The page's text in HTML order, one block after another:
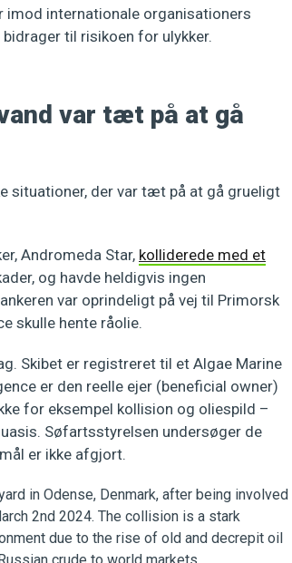
internationale organisationers
til risikoen for ulykker.
var tæt på at gå
situationer, der var tæt på at gå grueligt
Andromeda Star, kolliderede med et
og havde heldigvis ingen
var oprindeligt på vej til Primorsk
skulle hente råolie.
Skibet er registreret til et Algae Marine
er den reelle ejer (beneficial owner)
for eksempel kollision og oliespild –
Søfartsstyrelsen undersøger de
er ikke afgjort.